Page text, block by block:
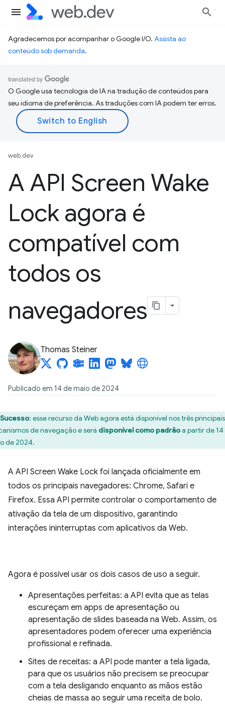
Agradecemos por acompanhar o Google I/O. Assista ao
conteúdo sob demanda.
O Google usa tecnologia de IA na tradução de conteúdos para
seu idioma de preferência. As traduções com IA podem ter erros.
web.dev
A API Screen Wake
Lock agora é
compatível com
todos os
navegadores
Thomas Steiner
Publicado em 14 de maio de 2024
Sucesso: esse recurso da Web agora está disponível nos três principais
de navegação e será disponível como padrãoa partir de
de 2024.
A API Screen Wake Lock foi lançada oficialmente em
todos os principais navegadores: Chrome, Safari e
Firefox. Essa API permite controlar o comportamento de
ativação da tela de um dispositivo, garantindo
interações ininterruptas com aplicativos da Web.
Agora é possível usar os dois casos de uso a seguir.
Apresentações perfeitas: a API evita que as telas
escureçam em apps de apresentação ou
apresentação de slides baseada na Web. Assim, os
apresentadores podem oferecer uma experiência
profissional e refinada.
Sites de receitas: a API pode manter a tela ligada,
para que os usuários não precisem se preocupar
com a tela desligando enquanto as mãos estão
cheias de massa ao seguir uma receita de bolo.